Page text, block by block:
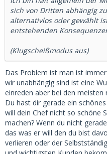
sich von Dritten abhängig
alternativlos oder gewählt
entstehenden
(Klugscheißmodus aus)
Das Problem ist man ist
wir unabhängig sind ist eine
einreden aber bei den meisten
Du hast dir gerade ein
will dein Chef nicht so schöne
machen? Wenn du nicht
das was er will den du bist
verlieren oder der